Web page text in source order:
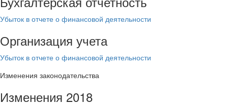
Убыток в отчете о финансовой деятельности
Организация учета
Убыток в отчете о финансовой деятельности
Изменения законодательства
Изменения 2018